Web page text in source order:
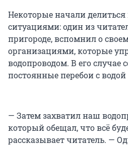
Некоторые начали
ситуациями: один из
пригороде, вспомнил о
организациями, которые
водопроводом. В его случае
постоянные перебои с
— Затем захватил наш
который обещал, что всё
рассказывает читатель. —